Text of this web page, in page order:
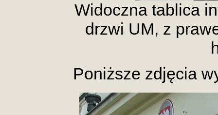
Widoczna tablica
drzwi UM, z
Poniższe zdjęcia